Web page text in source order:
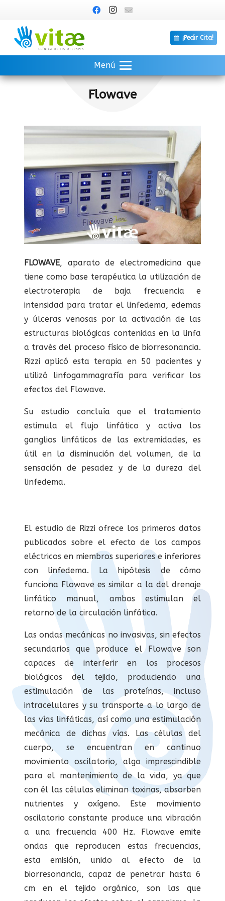
¡Pedir Cita!
Menú
Flowave
FLOWAVE, aparato de electromedicina que
tiene como base terapéutica la utilización de
electroterapia de baja frecuencia e
intensidad para tratar el linfedema, edemas
y úlceras venosas por la activación de las
estructuras biológicas contenidas en la linfa
a través del proceso físico de biorresonancia.
Rizzi aplicó esta terapia en 50 pacientes y
utilizó linfogammagrafía para verificar los
efectos del Flowave.
Su estudio concluía que el tratamiento
estimula el flujo linfático y activa los
ganglios linfáticos de las extremidades, es
útil en la disminución del volumen, de la
sensación de pesadez y de la dureza del
linfedema.
El estudio de Rizzi ofrece los primeros datos
publicados sobre el efecto de los campos
eléctricos en miembros superiores e inferiores
con linfedema. La hipótesis de cómo
funciona Flowave es similar a la del drenaje
linfático manual, ambos estimulan el
retorno de la circulación linfática.
Las ondas mecánicas no invasivas, sin efectos
secundarios que produce el Flowave son
capaces de interferir en los procesos
biológicos del tejido, produciendo una
estimulación de las proteínas, incluso
intracelulares y su transporte a lo largo de
las vías linfáticas, así como una estimulación
mecánica de dichas vías. Las células del
cuerpo, se encuentran en continuo
movimiento oscilatorio, algo imprescindible
para el mantenimiento de la vida, ya que
con él las células eliminan toxinas, absorben
nutrientes y oxígeno. Este movimiento
oscilatorio constante produce una vibración
a una frecuencia 400 Hz. Flowave emite
ondas que reproducen estas frecuencias,
esta emisión, unido al efecto de la
biorresonancia, capaz de penetrar hasta 6
cm en el tejido orgánico, son las que